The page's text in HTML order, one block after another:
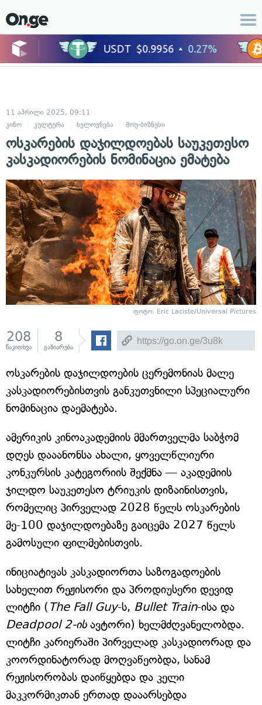
11 აპრილი 2025, 09:11
კინო
კულტურა ხელოვნება შოუ-ბიზნესი
ოსკარების დაჯილდოებას საუკეთესო
კასკადიორების ნომინაცია ემატება
ფოტო: Eric Laciste/Universal Pictures
208
წაკითხვა
8
გაზიარება
ოსკარების დაჯილდოების ცერემონიას მალე
კასკადიორებისთვის განკუთვნილი სპეციალური
ნომინაცია დაემატება.
ამერიკის კინოაკადემიის მმართველმა საბჭომ
დღეს დააანონსა ახალი, ყოველწლიური
კონკურსის კატეგორიის შექმნა — აკადემიის
ჯილდო საუკეთესო ტრიუკის დიზაინისთვის,
რომელიც პირველად 2028 წელს ოსკარების
მე-100 დაჯილდოებაზე გაიცემა 2027 წელს
გამოსული ფილმებისთვის.
ინიციატივას კასკადიორთა საზოგადოების
სახელით რეჟისორი და პროდიუსერი დევიდ
ლიტჩი ( The Fall Guy-ს, Bullet Train-ისა და
Deadpool 2-ისავტორი) ხელმძღვანელობდა.
ლიტჩი კარიერაში პირველად კასკადიორად და
კოორდინატორად მოღვაწეობდა, სანამ
რეჟისორობას დაიწყებდა და კელი
მაკკორმიკთან ერთად დააარსებდა